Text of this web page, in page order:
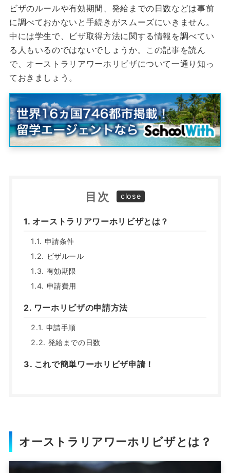
ビザのルールや有効期間、発給までの日数などは事前
に調べておかないと手続きがスムーズにいきません。
中には学生で、ビザ取得方法に関する情報を調べてい
る人もいるのではないでしょうか。 この記事を読ん
で、オーストラリア ワーホリビザについて一通り知っ
ておきましょう。
目次
オーストラリアワーホリビザとは？
申請条件
ビザルール
有効期限
申請費用
ワーホリビザの申請方法
申請手順
発給までの日数
これで簡単ワーホリビザ申請！
オーストラリアワーホリビザとは？